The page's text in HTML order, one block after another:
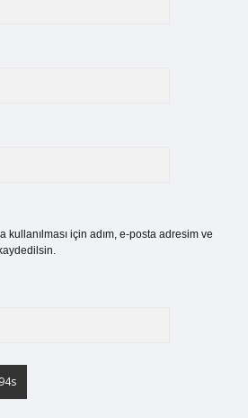
kullanılması için adım, e-posta adresim ve